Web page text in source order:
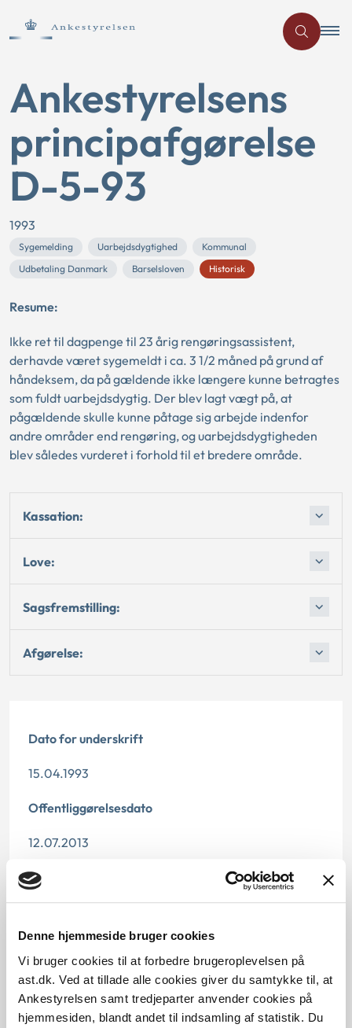
Denne hjemmeside bruger cookies
Vi bruger cookies til at forbedre brugeroplevelsen på
ast.dk. Ved at tillade alle cookies giver du samtykke til, at
Ankestyrelsen samt tredjeparter anvender cookies på
hjemmesiden, blandt andet til indsamling af statistik. Du
Ankestyrelsens
principafgørelse
D-5-93
1993
Sygemelding Uarbejdsdygtighed
Kommunal
Udbetaling Danmark
Barselsloven Historisk
Resume:
Ikke ret til dagpenge til 23 årig rengøringsassistent,
derhavde været sygemeldt i ca. 3 1/2 måned på grund af
håndeksem, da på gældende ikke længere kunne betragtes
som fuldt uarbejdsdygtig. Der blev lagt vægt på, at
pågældende skulle kunne påtage sig arbejde indenfor
andre områder end rengøring, og uarbejdsdygtigheden
blev således vurderet i forhold til et bredere område.
Kassation:
Love:
Sagsfremstilling:
Afgørelse:
Dato for underskrift
15.04.1993
Offentliggørelsesdato
12.07.2013
Paragraf
283-46292